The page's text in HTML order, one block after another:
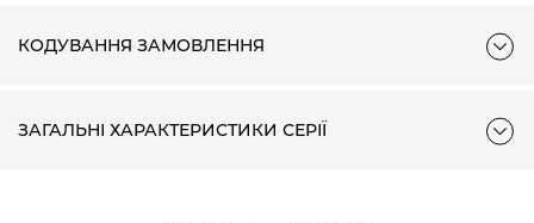
КОДУВАННЯ ЗАМОВЛЕННЯ
ЗАГАЛЬНІ ХАРАКТЕРИСТИКИ СЕРІЇ